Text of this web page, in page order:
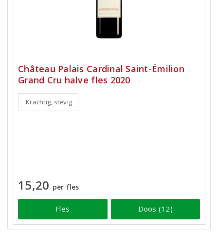
Château Palais Cardinal Saint-Émilion
Grand Cru halve fles 2020
Krachtig, stevig
15,20 per fles
Fles Doos (12)